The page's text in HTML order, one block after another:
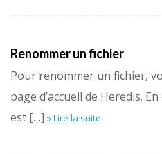
Renommer un fichier
Pour renommer un fichier,
page d’accueil de Heredis.
est […] » Lire la suite